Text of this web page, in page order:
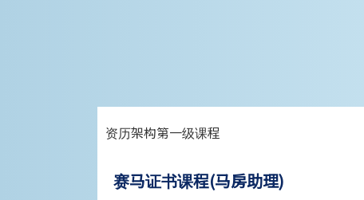
资历架构第一级课程
赛马证书课程(马房助理)